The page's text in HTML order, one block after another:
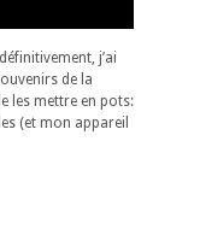
j’ai
de la
les mettre en pots:
(et mon appareil